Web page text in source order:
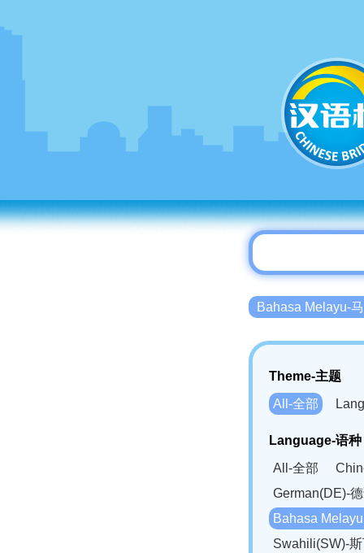
Bahasa Melayu-
Theme-主题
All-全部
Language-语种
All-全部
German(DE)-
Bahasa
Swahili(SW)-